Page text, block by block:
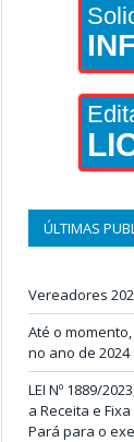
ÚLTIMAS
Vereadores
Até o
no ano de 2024
LEI Nº 1889/
a Receita e
Pará para o